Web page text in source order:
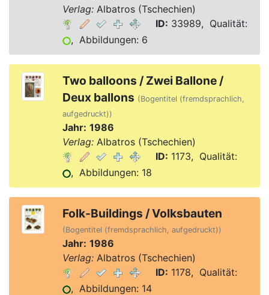
Verlag:Albatros (Tschechien)
ID: 33989, Qualität:
, Abbildungen: 6
Two balloons / Zwei Ballone /
Deux ballons (Bogentitel (fremdsprachlich,
aufgedruckt))
Jahr: 1986
Verlag:Albatros (Tschechien)
ID: 1173, Qualität:
, Abbildungen: 18
Folk-Buildings / Volksbauten
(Bogentitel (fremdsprachlich, aufgedruckt))
Jahr: 1986
Verlag:Albatros (Tschechien)
ID: 1178, Qualität:
, Abbildungen: 14